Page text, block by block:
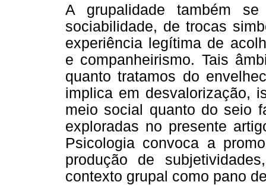
A grupalidade também
sociabilidade, de trocas
experiência legítima de
e companheirismo. Tais
quanto tratamos do
implica em desvalorização,
meio social quanto do seio
exploradas no presente
Psicologia convoca a
produção de
contexto grupal como pano